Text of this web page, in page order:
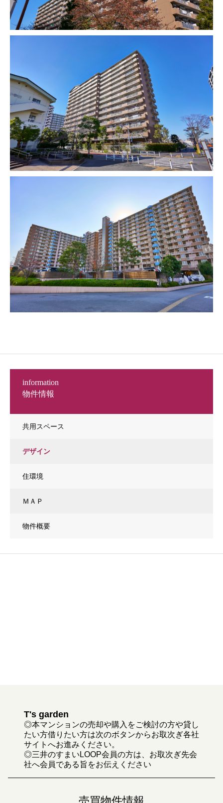
物件情報
information
共用スペース
デザイン
住環境
ＭＡＰ
物件概要
T's garden
◎本マンションの売却や購入をご検討の方や貸し
たい方借りたい方は次のボタンからお取次ぎ各社
サイトへお進みください。
◎三井のすまいLOOP会員の方は、お取次ぎ先会
社へ会員である旨をお伝えください